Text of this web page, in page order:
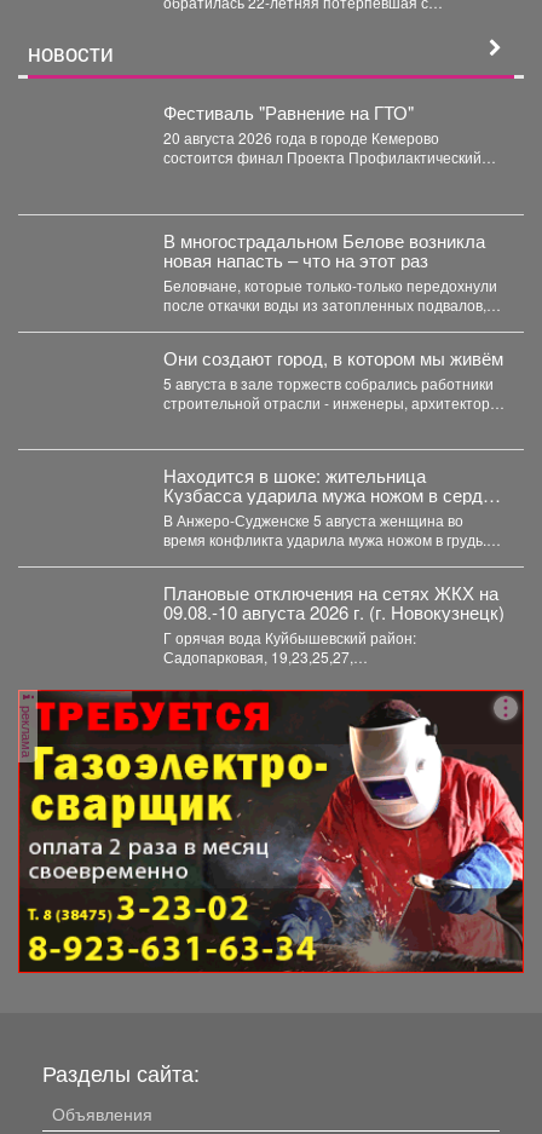
НОВОСТИ
Фестиваль "Равнение на ГТО"
20 августа 2026 года в городе Кемерово
состоится финал Проекта Профилактический
В многострадальном Белове возникла
новая напасть – что на этот раз
Беловчане, которые только-только передохнули
после откачки воды из затопленных подвалов,
Они создают город, в котором мы живём
5 августа в зале торжеств собрались работники
строительной отрасли - инженеры, архитекторы,
Находится в шоке: жительница
Кузбасса ударила мужа ножом в сердце
- подробности
В Анжеро-Судженске 5 августа женщина во
время конфликта ударила мужа ножом в грудь.
Плановые отключения на сетях ЖКХ на
09.08.-10 августа 2026 г. (г. Новокузнецк)
Г орячая вода Куйбышевский район:
Садопарковая, 19,23,25,27,
реклама
Разделы сайта:
Объявления